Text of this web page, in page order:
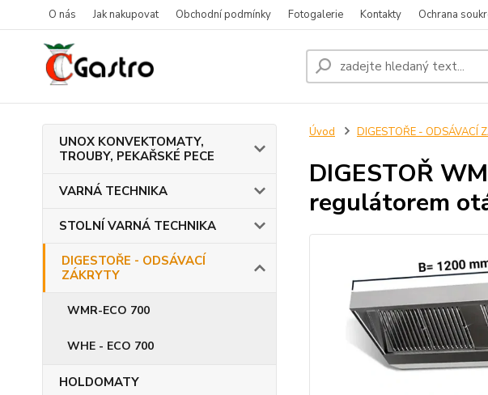
O nás Jak nakupovat Obchodní podmínky Fotogalerie Kontakty Ochrana
UNOX KONVEKTOMATY,
TROUBY, PEKAŘSKÉ PECE
VARNÁ TECHNIKA
STOLNÍ VARNÁ TECHNIKA
DIGESTOŘE - ODSÁVACÍ
ZÁKRYTY
WMR-ECO 700
WHE - ECO 700
HOLDOMATY
Úvod DIGESTOŘE - ODSÁVACÍ
DIGESTOŘ
regulátorem